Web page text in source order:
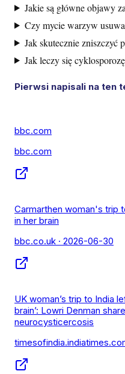
Jakie są główne objawy
Czy mycie warzyw
Jak skutecznie zniszczyć
Jak leczy się
Pierwsi napisali na ten
bbc.com
bbc.com
Carmarthen woman's trip
in her brain
bbc.co.uk · 2026-06-30
UK woman’s trip to India
brain’: Lowri Denman
neurocysticercosis